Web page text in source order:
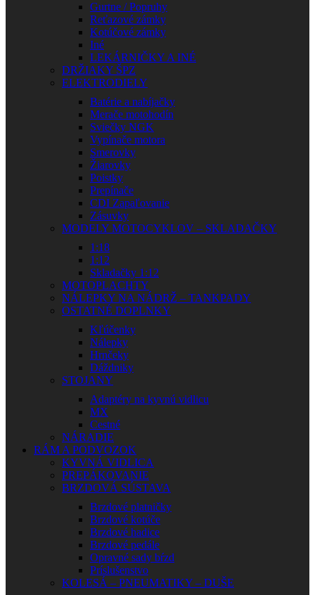
Gurtne / Popruhy
Reťazové zámky
Kotúčové zámky
Iné
LEKÁRNIČKY A INÉ
DRŽIAKY ŠPZ
ELEKTRODIELY
Batérie a nabíjačky
Merače motohodín
Sviečky NGK
Vypínače motora
Smerovky
Žiarovky
Poistky
Prepínače
CDI Zapaľovanie
Zásuvky
MODELY MOTOCYKLOV – SKLADAČKY
1:18
1:12
Skladačky 1:12
MOTOPLACHTY
NÁLEPKY NA NÁDRŽ – TANKPADY
OSTATNÉ DOPLNKY
Kľúčenky
Nálepky
Hrnčeky
Dáždniky
STOJANY
Adaptéry na kyvnú vidlicu
MX
Cestné
NÁRADIE
RÁM A PODVOZOK
KYVNÁ VIDLICA
PREPÁKOVANIE
BRZDOVÁ SÚSTAVA
Brzdové platničky
Brzdové kotúče
Brzdové hadice
Brzdové pedále
Opravné sady bŕzd
Príslušenstvo
KOLESÁ – PNEUMATIKY – DUŠE